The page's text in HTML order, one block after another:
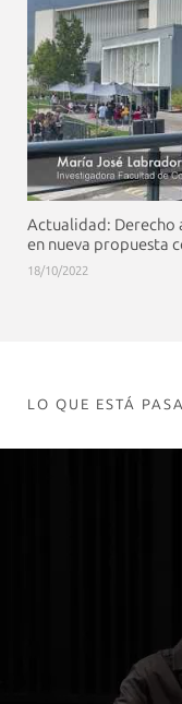
Actualidad: Derecho
en nueva propuesta
18/10/2022
LO QUE ESTÁ